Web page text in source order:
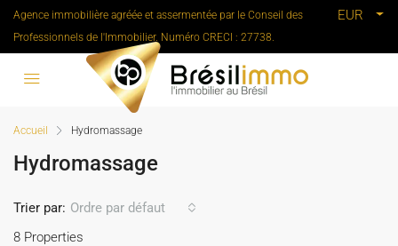
Agence immobilière agréée et assermentée par le Conseil des
Professionnels de l'Immobilier. Numéro CRECI : 27738.
EUR
Accueil Hydromassage
Hydromassage
8 Properties
Trier par: Ordre par défaut